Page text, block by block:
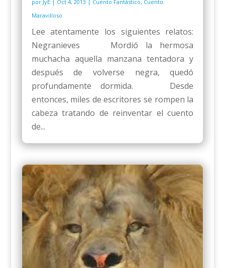
por JyE| Oct 4, 2013 | Cuento Fantástico, Cuento
Maravilloso
Lee atentamente los siguientes relatos:
Negranieves Mordió la hermosa
muchacha aquella manzana tentadora y
después de volverse negra, quedó
profundamente dormida. Desde
entonces, miles de escritores se rompen la
cabeza tratando de reinventar el cuento
de...